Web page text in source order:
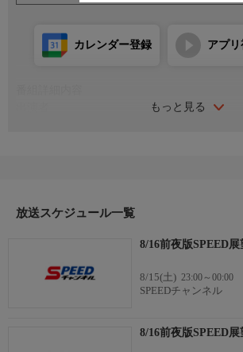
もっと見る
カレンダー登録 アプ
放送スケジュール一覧
8/16前夜版SPEED展
8/15(土) 23:00～00:00
SPEEDチャンネル
8/16前夜版SPEED展